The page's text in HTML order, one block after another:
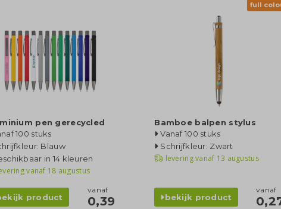
pen gerecycled
100 stuks
Blauw
in 14 kleuren
vanaf 18 augustus
product
vanaf
0,39
full
Bamboe balpen stylus
Vanaf 100 stuks
Schrijfkleur: Zwart
levering vanaf 13 augustus
bekijk product
vanaf